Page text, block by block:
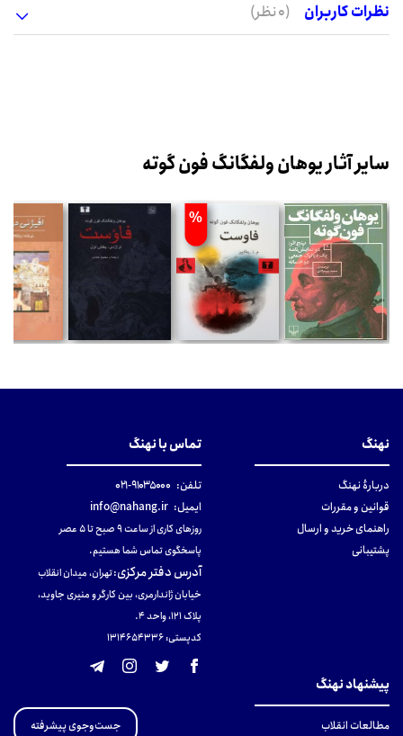
نظرات کاربران
(0 نظر)
سایر آثار یوهان ولفگانگ فون گوته
%
نهنگ
دربارهٔ نهنگ
قوانین و مقررات
راهنمای خرید و ارسال
پشتیبانی
تماس با نهنگ
تلفن: ۹۱۰۳۵۰۰۰-۰۲۱
ایمیل: info@nahang.ir
روزهای کاری از ساعت ۹ صبح تا ۵ عصر
پاسخگوی تماس شما هستیم.
آدرس دفتر مرکزی:تهران، میدان انقلاب
خیابان ژاندارمری، بین کارگر و منیری جاوید،
پلاک 121، واحد ۴.
کدپستی: 131465433۶
پیشنهاد نهنگ
مطالعات انقلاب
جست‌وجوی پیشرفته